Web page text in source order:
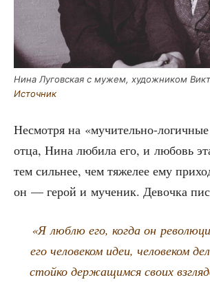
Нина Лугов­ская с мужем, худож­ни­ком
Источ­ник
Несмот­ря на «мучи­тель­но-логич­ные
отца, Нина люби­ла его, и любовь
тем силь­нее, чем тяже­лее ему
он — герой и муче­ник. Девоч­ка
«Я люб­лю его, когда он
его чело­ве­ком идеи, чело­ве­ком
стой­ко дер­жа­щим­ся сво­их